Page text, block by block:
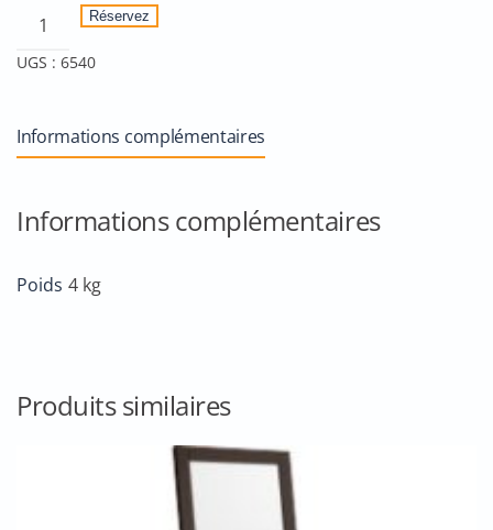
quantité
Chaise
maquillage
ALU
Réservez
UGS : 6540
Informations complémentaires
Informations complémentaires
Poids 4 kg
Produits similaires